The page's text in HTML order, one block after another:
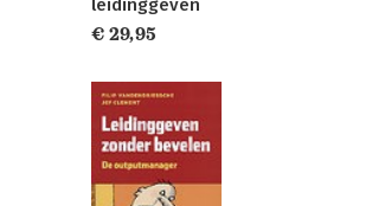
leidinggeven
€ 29,95